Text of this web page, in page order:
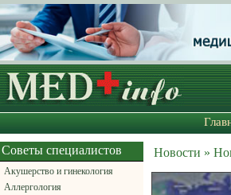
Советы специалистов
Акушерство и гинекология
Аллергология
Новости »